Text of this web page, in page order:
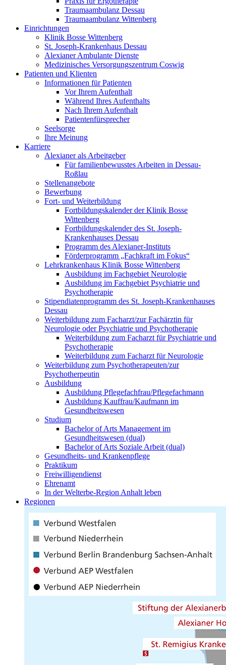
Traumaambulanz Dessau
Traumaambulanz Wittenberg
Einrichtungen
Klinik Bosse Wittenberg
St. Joseph-Krankenhaus Dessau
Alexianer Ambulante Dienste
Medizinisches Versorgungszentrum Coswig
Patienten und Klienten
Informationen für Patienten
Vor Ihrem Aufenthalt
Während Ihres Aufenthalts
Nach Ihrem Aufenthalt
Patientenfürsprecher
Seelsorge
Ihre Meinung
Karriere
Alexianer als Arbeitgeber
Für familienbewusstes Arbeiten in Dessau-
Roßlau
Stellenangebote
Bewerbung
Fort- und Weiterbildung
Fortbildungskalender der Klinik Bosse
Wittenberg
Fortbildungskalender des St. Joseph-
Krankenhauses Dessau
Programm des Alexianer-Instituts
Förderprogramm „Fachkraft im Fokus“
Lehrkrankenhaus Klinik Bosse Wittenberg
Ausbildung im Fachgebiet Neurologie
Ausbildung im Fachgebiet Psychiatrie und
Psychotherapie
Stipendiatenprogramm des St. Joseph-Krankenhauses
Dessau
Weiterbildung zum Facharzt/zur Fachärztin für
Neurologie oder Psychiatrie und Psychotherapie
Weiterbildung zum Facharzt für Psychiatrie und
Psychotherapie
Weiterbildung zum Facharzt für Neurologie
Weiterbildung zum Psychotherapeuten/zur
Psychotherpeutin
Ausbildung
Ausbildung Pflegefachfrau/Pflegefachmann
Ausbildung Kauffrau/Kaufmann im
Gesundheitswesen
Studium
Bachelor of Arts Management im
Gesundheitswesen (dual)
Bachelor of Arts Soziale Arbeit (dual)
Gesundheits- und Krankenpflege
Praktikum
Freiwilligendienst
Ehrenamt
In der Welterbe-Region Anhalt leben
Regionen